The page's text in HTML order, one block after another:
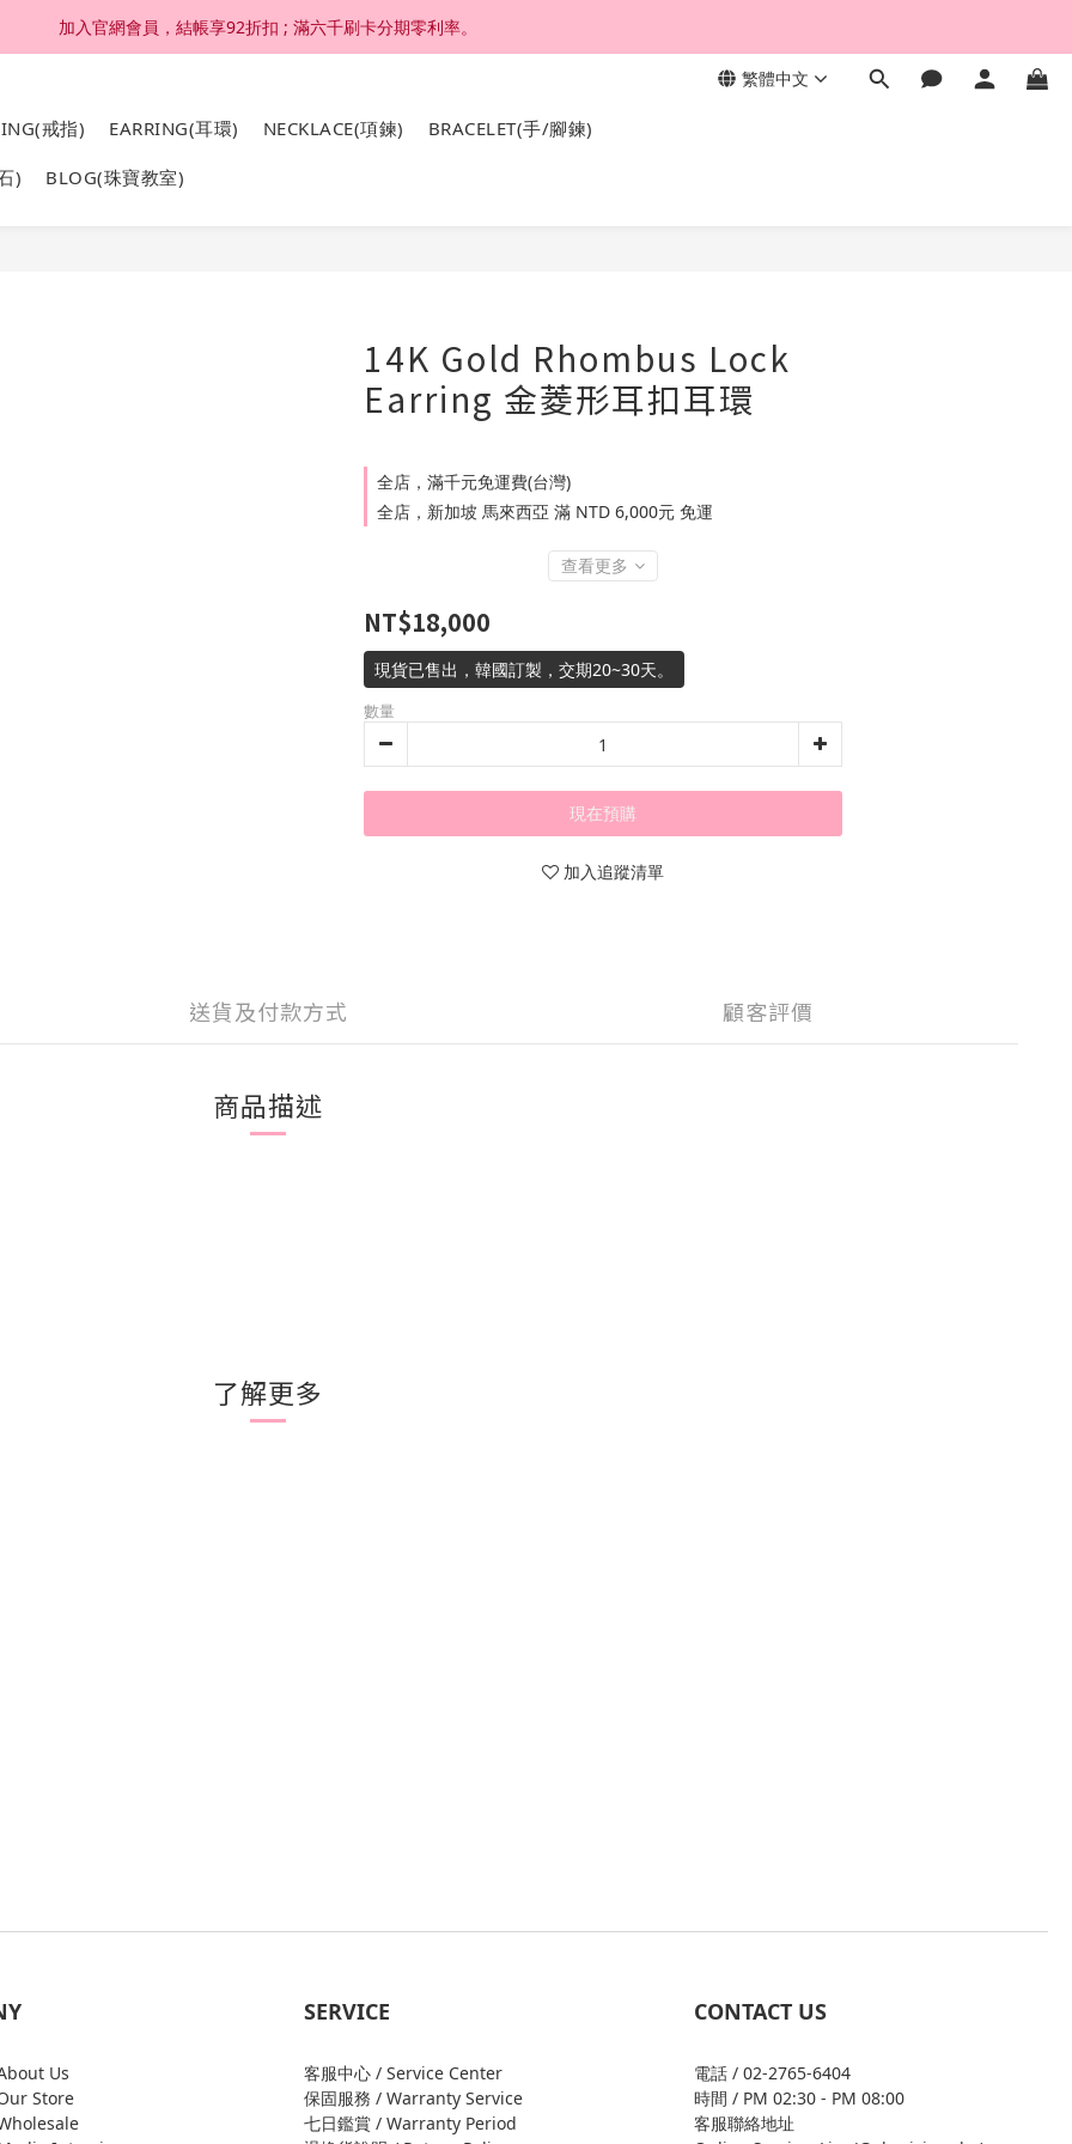
加入官網會員，結帳享92折扣 ; 滿六千刷卡分期零利率。
加入官網會員，結帳享92折扣 ; 滿六千刷卡分期零利率。
加入官網會員，結帳享92折扣 ; 滿六千刷卡分期零利率。
繁體中文
戒指) EARRING(耳環) NECKLACE(項鍊) BRACELET(手/腳鍊)
) BLOG(珠寶教室)
14K Gold Rhombus Lock
Earring 金菱形耳扣耳環
全店，滿千元免運費(台灣)
全店，新加坡 馬來西亞 滿 NTD 6,000元 免運
查看更多
NT$18,000
現貨已售出，韓國訂製，交期20~30天。
數量
現在預購
加入追蹤清單
送貨及付款方式 顧客評價
商品描述
了解更多
Us
Store
SERVICE
客服中心 / Service Center
保固服務 / Warranty Service
七日鑑賞 / Warranty Period
CONTACT US
電話 / 02-2765-6404
時間 / PM 02:30 - PM 08:00
客服聯絡地址